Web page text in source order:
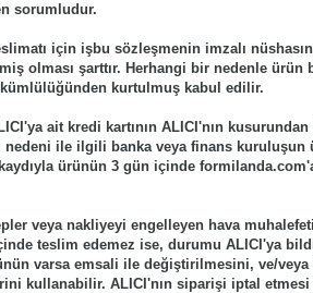
sorumludur.
için işbu sözleşmenin imzalı
olması şarttır. Herhangi bir nedenle ürün
kurtulmuş kabul edilir.
ait kredi kartının ALICI'nın
nedeni ile ilgili banka veya finans
ürünün 3 gün içinde
veya nakliyeyi engelleyen hava
teslim edemez ise, durumu ALICI'ya
varsa emsali ile değiştirilmesini, ve/
kullanabilir. ALICI'nın siparişi iptal